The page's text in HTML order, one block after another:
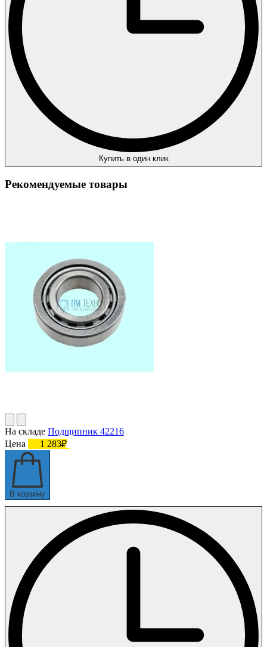
Купить в один клик
Рекомендуемые товары
На складе Подшипник 42216
Цена
1 283₽
В корзину